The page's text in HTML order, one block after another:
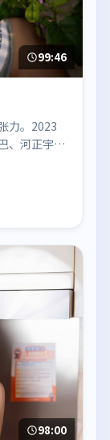
99:46
力。2023
、河正宇、
乐与剪辑
98:00